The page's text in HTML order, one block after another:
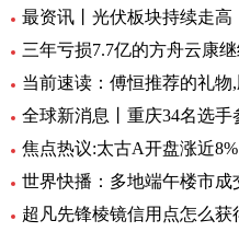
三年亏损7.7亿的方舟云康
当前速读：傅恒推荐的礼物
全球新消息丨重庆34名选
世界快播：多地端午楼市成